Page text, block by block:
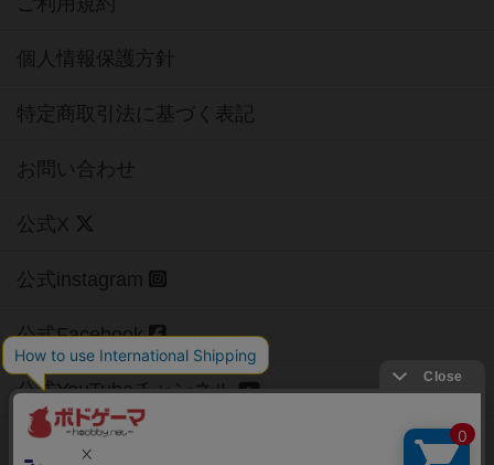
個人情報保護方針
特定商取引法に基づく表記
お問い合わせ
公式X
公式instagram
公式Facebook
公式YouTubeチャンネル